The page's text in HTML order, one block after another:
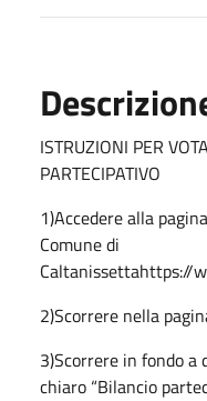
ISTRUZIONI PER
PARTECIPATIVO
1)Accedere alla
Comune di
Caltanissettahttps://
2)Scorrere nella
3)Scorrere in fondo a
chiaro “Bilancio